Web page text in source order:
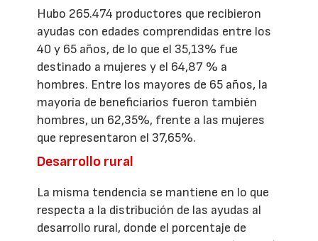
Hubo 265.474 productores que recibieron
ayudas con edades comprendidas entre los
40 y 65 años, de lo que el 35,13% fue
destinado a mujeres y el 64,87 % a
hombres. Entre los mayores de 65 años, la
mayoría de beneficiarios fueron también
hombres, un 62,35%, frente a las mujeres
que representaron el 37,65%.
Desarrollo rural
La misma tendencia se mantiene en lo que
respecta a la distribución de las ayudas al
desarrollo rural, donde el porcentaje de